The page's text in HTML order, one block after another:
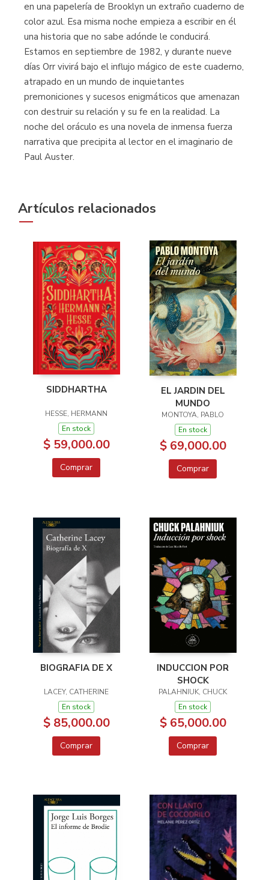
en una papelería de Brooklyn un extraño cuaderno de
color azul. Esa misma noche empieza a escribir en él
una historia que no sabe adónde le conducirá.
Estamos en septiembre de 1982, y durante nueve
días Orr vivirá bajo el influjo mágico de este cuaderno,
atrapado en un mundo de inquietantes
premoniciones y sucesos enigmáticos que amenazan
con destruir su relación y su fe en la realidad. La
noche del oráculo es una novela de inmensa fuerza
narrativa que precipita al lector en el imaginario de
Paul Auster.
Artículos relacionados
SIDDHARTHA
HESSE, HERMANN
En stock
$ 59,000.00
Comprar
EL JARDIN DEL
MUNDO
MONTOYA, PABLO
En stock
$ 69,000.00
Comprar
BIOGRAFIA DE X
LACEY, CATHERINE
En stock
$ 85,000.00
Comprar
INDUCCION POR
SHOCK
PALAHNIUK, CHUCK
En stock
$ 65,000.00
Comprar